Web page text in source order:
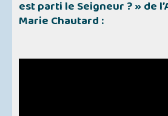
est parti le Seigneur ? »de
Marie Chautard :